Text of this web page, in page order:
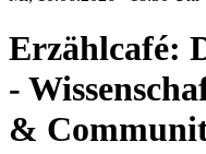
Erzählcafé:
-
&